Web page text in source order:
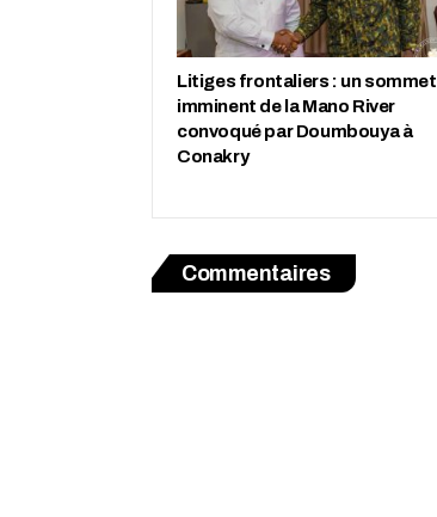
Litiges frontaliers : un sommet
imminent de la Mano River
convoqué par Doumbouya à
Conakry
Commentaires